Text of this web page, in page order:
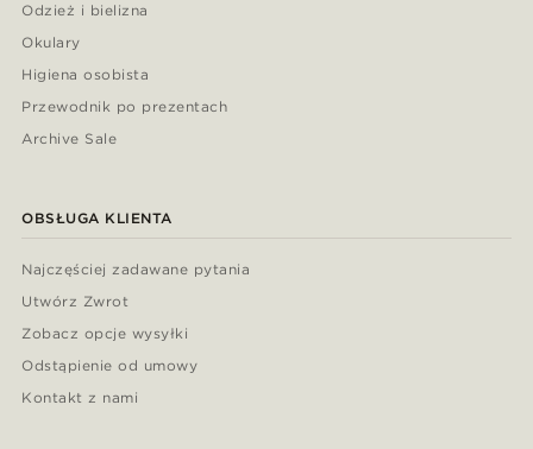
Odzież i bielizna
Okulary
Higiena osobista
Przewodnik po prezentach
Archive Sale
OBSŁUGA KLIENTA
Najczęściej zadawane pytania
Utwórz Zwrot
Zobacz opcje wysyłki
Odstąpienie od umowy
Kontakt z nami